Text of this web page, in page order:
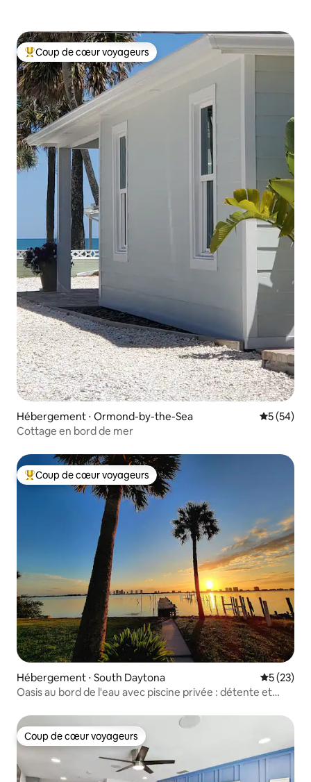
Coups de cœur voyageurs les plus appréciés
Coup de cœur voyageurs
Hébergement ⋅ Ormond-by-the-Sea
5 (54)
Cottage en bord de mer
Coups de cœur voyageurs les plus appréciés
Coup de cœur voyageurs
Hébergement ⋅ South Daytona
5 (23)
Oasis au bord de l'eau avec piscine privée : détente et
Coup de cœur voyageurs
Coup de cœur voyageurs